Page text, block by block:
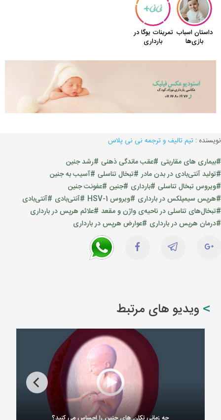
نویسنده : تیم تالیف و ترجمه نی نی پلاس
#بیماری های مقاربتی #عقب ماندگی ذهنی #رشد جنین
#تولید آنتی‌بادی در بدن مادر #تبخال تناسلی #آسیب به جنین
#ویروس تبخال تناسلی #بارداری #جنین #عفونت جنین
#هرپس سیمپلکس در بارداری #ویروس HSV-1 #آنتی‌بادی #آنتی‌بادی
#تبخال‌های تناسلی در ناحیه‌ی واژن و مقعد #علائم هرپس در بارداری
#درمان هرپس در بارداری #عوارض هرپس در بارداری
ویدیو های مرتبط